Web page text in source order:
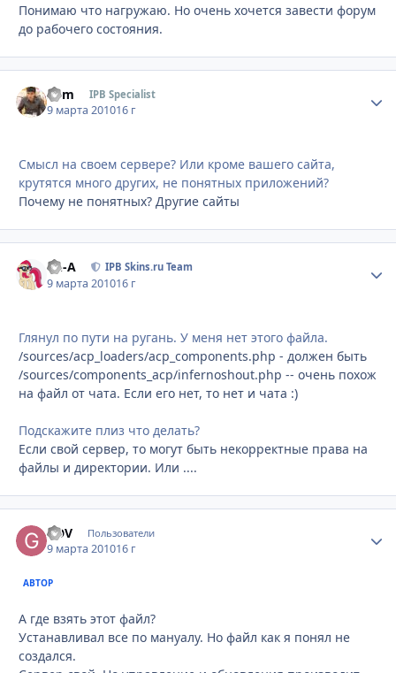
Понимаю что нагружаю. Но очень хочется завести форум
до рабочего состояния.
Som IPB Specialist
9 марта 201016 г
Смысл на своем сервере? Или кроме вашего сайта,
крутятся много других, не понятных приложений?
Почему не понятных? Другие сайты
Ph-A IPB Skins.ru Team
9 марта 201016 г
Глянул по пути на ругань. У меня нет этого файла.
/sources/acp_loaders/acp_components.php - должен быть
/sources/components_acp/infernoshout.php -- очень похож
на файл от чата. Если его нет, то нет и чата :)
Подскажите плиз что делать?
Если свой сервер, то могут быть некорректные права на
файлы и директории. Или ....
GDV Пользователи
9 марта 201016 г
АВТОР
А где взять этот файл?
Устанавливал все по мануалу. Но файл как я понял не
создался.